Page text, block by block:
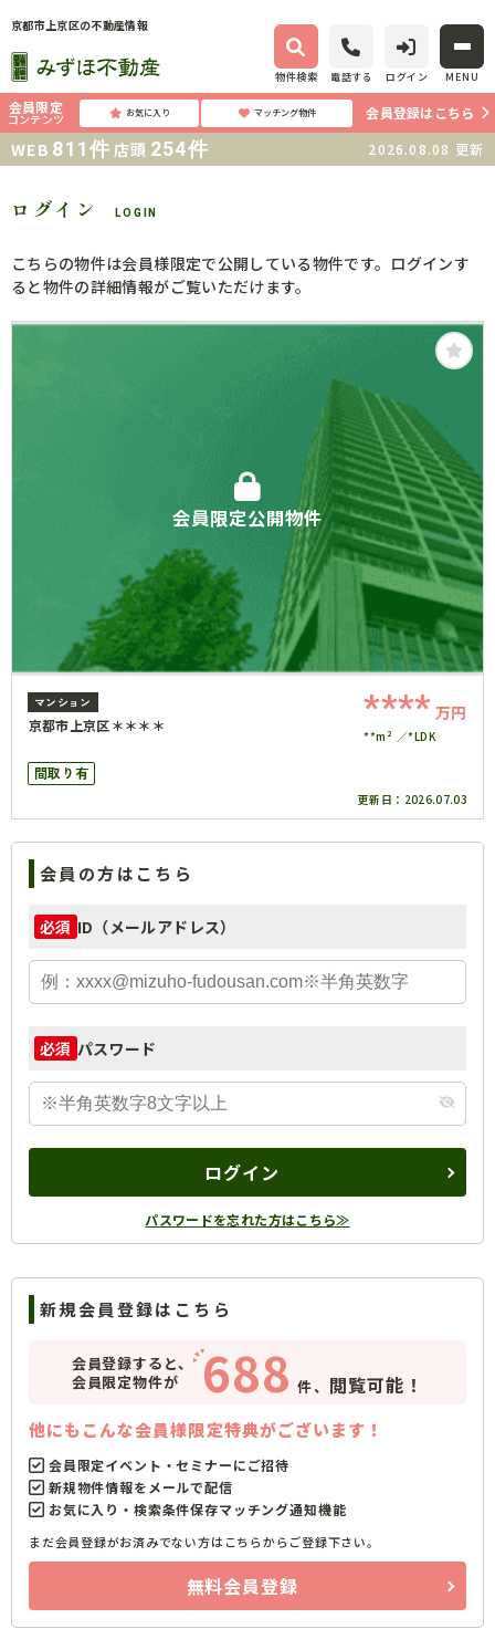
京都市上京区の不動産情報
物件検索 電話する ログイン MENU
会員限定
コンテンツ お気に入り マッチング物件 会員登録はこちら
WEB 811件 店頭 254件 2026.08.08 更新
ログイン LOGIN
こちらの物件は会員様限定で公開している物件です。ログインす
ると物件の詳細情報がご覧いただけます。
会員限定公開物件
マンション
京都市上京区＊＊＊＊ **** 万円
**m² *LDK
間取り有
更新日： 2026.07.03
会員の方はこちら
必須 ID（メールアドレス）
必須 パスワード
ログイン
パスワードを忘れた方はこちら≫
新規会員登録はこちら
会員登録すると、
会員限定物件が
688 件、 閲覧可能！
他にもこんな会員様限定特典がございます！
会員限定イベント・セミナーにご招待
新規物件情報をメールで配信
お気に入り・検索条件保存マッチング通知機能
まだ会員登録がお済みでない方はこちらからご登録下さい。
無料会員登録